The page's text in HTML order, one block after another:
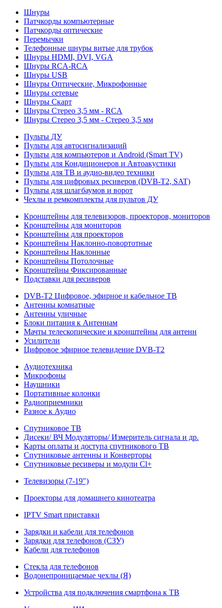
Шнуры
Патчкорды компьютерные
Патчкорды оптические
Перемычки
Телефонные шнуры витые для трубок
Шнуры HDMI, DVI, VGA
Шнуры RCA-RCA
Шнуры USB
Шнуры Оптические, Микрофонные
Шнуры сетевые
Шнуры Скарт
Шнуры Стерео 3,5 мм - RCA
Шнуры Стерео 3,5 мм - Стерео 3,5 мм
Пульты ДУ
Пульты для автосигнализаций
Пульты для компьютеров и Android (Smart TV)
Пульты для Кондиционеров и Автоакустики
Пульты для ТВ и аудио-видео техники
Пульты для цифровых ресиверов (DVB-T2, SAT)
Пульты для шлагбаумов и ворот
Чехлы и ремкомплекты для пультов ДУ
Кронштейны для телевизоров, проекторов, мониторов
Кронштейны для мониторов
Кронштейны для проекторов
Кронштейны Наклонно-повортотные
Кронштейны Наклонные
Кронштейны Потолочные
Кронштейны Фиксированные
Подставки для ресиверов
DVB-T2 Цифровое, эфирное и кабельное ТВ
Антенны комнатные
Антенны уличные
Блоки питания к Антеннам
Мачты телескопические и кронштейны для антенн
Усилители
Цифровое эфирное телевидение DVB-Т2
Аудиотехника
Микрофоны
Наушники
Портативные колонки
Радиоприемники
Разное к Аудио
Спутниковое ТВ
Дисеки/ ВЧ Модуляторы/ Измеритель сигнала и др.
Карты оплаты и доступа спутникового ТВ
Спутниковые антенны и Конверторы
Спутниковые ресиверы и модули Cl+
Телевизоры (7-19")
Проекторы для домашнего кинотеатра
IPTV Smart приставки
Зарядки и кабели для телефонов
Зарядки для телефонов (СЗУ)
Кабели для телефонов
Стекла для телефонов
Водонепроницаемые чехлы (Я)
Устройства для подключения смартфона к ТВ